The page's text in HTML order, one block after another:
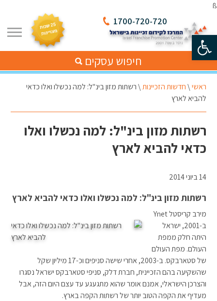
פתח סרגל נגישות
ß
1700-720-720
חיפוש עסקים
ראשי\חדשות הזכיינות\רשתות מזון בינ"ל: למה נכשלו ואלו כדאי
להביא לארץ
רשתות מזון בינ"ל: למה נכשלו ואלו
כדאי להביא לארץ
14 ביוני 2014
רשתות מזון בינ"ל: למה נכשלו ואלו כדאי להביא לארץ
מירב קריסטל Ynet
ב-2001, ישראל
היתה חלק ממפת
העולם. מפת העולם
של סטארבקס. ב-2003, אחרי שישה סניפים וכ-17 מיליון שקל
שהשקיעה בהם הזכיינית, חברת דלק, סניפי סטארבקס ישראל נסגרו
והצרכן הישראלי, אמנם אומר שהוא מתגעגע עד עצם היום הזה, אבל
מעדיף את הקפה הטוב יותר של רשתות הקפה בארץ.